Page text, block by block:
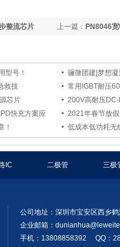
上一篇： PN8046
整流芯片
型号！
骊微团建|梦想
救技
常用IGBT耐压
芯片
200V高耐压
快充方案应
2021年春节放
！
低成本低功耗无
IC 二极管 三极
公司地址：深圳市宝安区西乡
企业邮箱：
手机：13808858392 QQ：